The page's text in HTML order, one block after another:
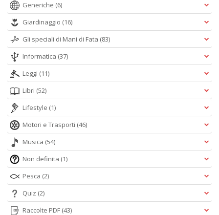
Generiche (6)
Giardinaggio (16)
Gli speciali di Mani di Fata (83)
Informatica (37)
Leggi (11)
Libri (52)
Lifestyle (1)
Motori e Trasporti (46)
Musica (54)
Non definita (1)
Pesca (2)
Quiz (2)
Raccolte PDF (43)